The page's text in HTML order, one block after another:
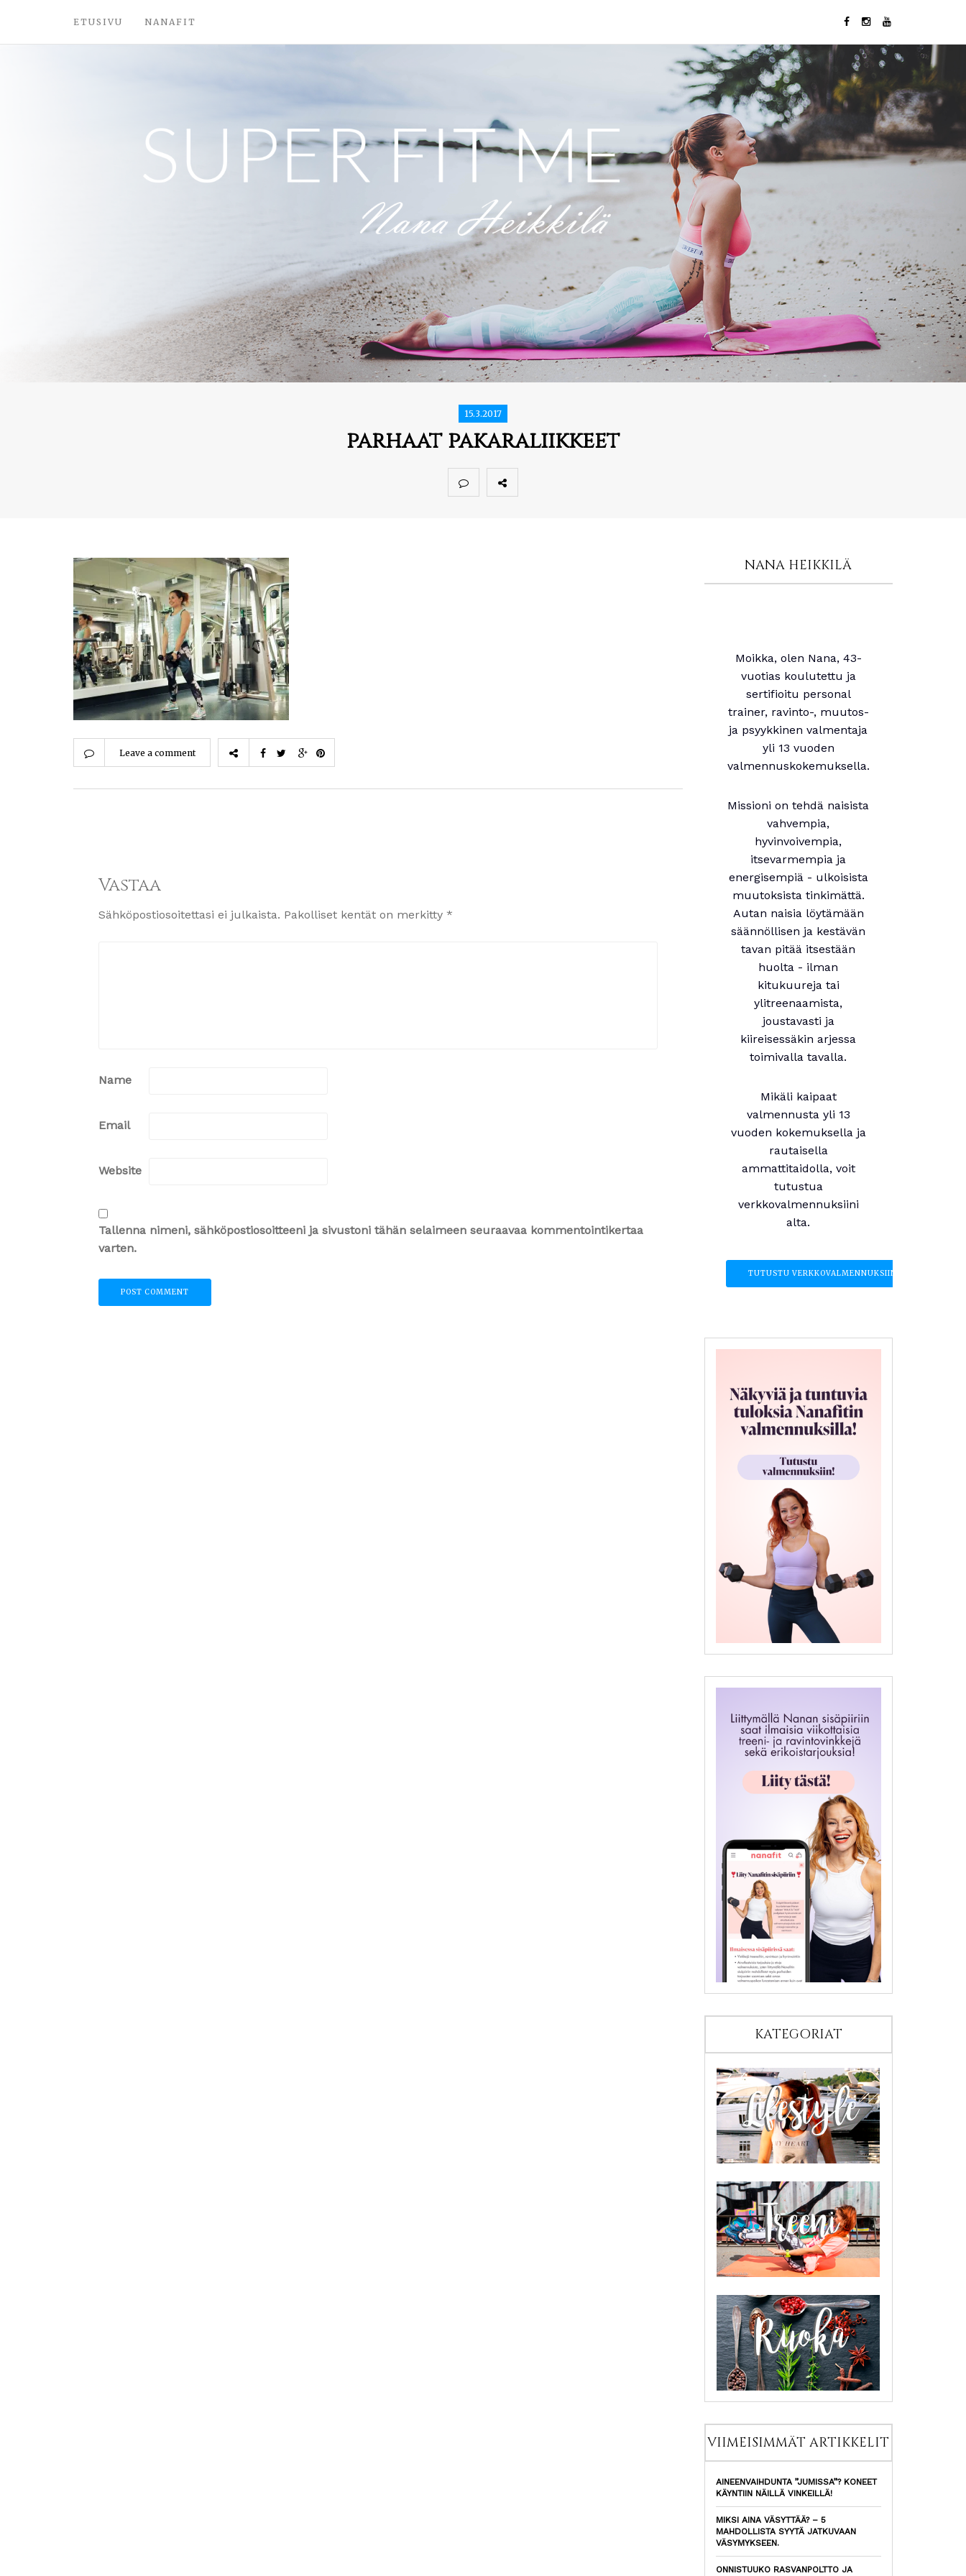
ETUSIVU NANAFIT
15.3.2017
parhaat pakaraliikkeet
Leave a comment
Vastaa
Sähköpostiosoitettasi ei julkaista. Pakolliset kentät on merkitty *
Name
Email
Website
Tallenna nimeni, sähköpostiosoitteeni ja sivustoni tähän selaimeen seuraavaa kommentointikertaa
varten.
NANA HEIKKILÄ
Moikka, olen Nana, 43-
vuotias koulutettu ja
sertifioitu personal
trainer, ravinto-, muutos-
ja psyykkinen valmentaja
yli 13 vuoden
valmennuskokemuksella.
Missioni on tehdä naisista
vahvempia,
hyvinvoivempia,
itsevarmempia ja
energisempiä - ulkoisista
muutoksista tinkimättä.
Autan naisia löytämään
säännöllisen ja kestävän
tavan pitää itsestään
huolta - ilman
kitukuureja tai
ylitreenaamista,
joustavasti ja
kiireisessäkin arjessa
toimivalla tavalla.
Mikäli kaipaat
valmennusta yli 13
vuoden kokemuksella ja
rautaisella
ammattitaidolla, voit
tutustua
verkkovalmennuksiini
alta.
TUTUSTU VERKKOVALMENNUKSIIN
KATEGORIAT
VIIMEISIMMÄT ARTIKKELIT
AINEENVAIHDUNTA ”JUMISSA”? KONEET
KÄYNTIIN NÄILLÄ VINKEILLÄ!
MIKSI AINA VÄSYTTÄÄ? – 5
MAHDOLLISTA SYYTÄ JATKUVAAN
VÄSYMYKSEEN.
ONNISTUUKO RASVANPOLTTO JA